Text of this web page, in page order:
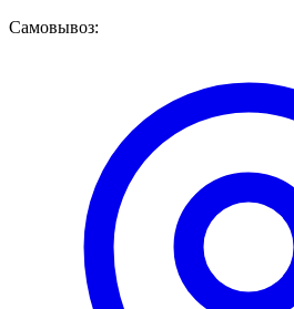
Самовывоз: